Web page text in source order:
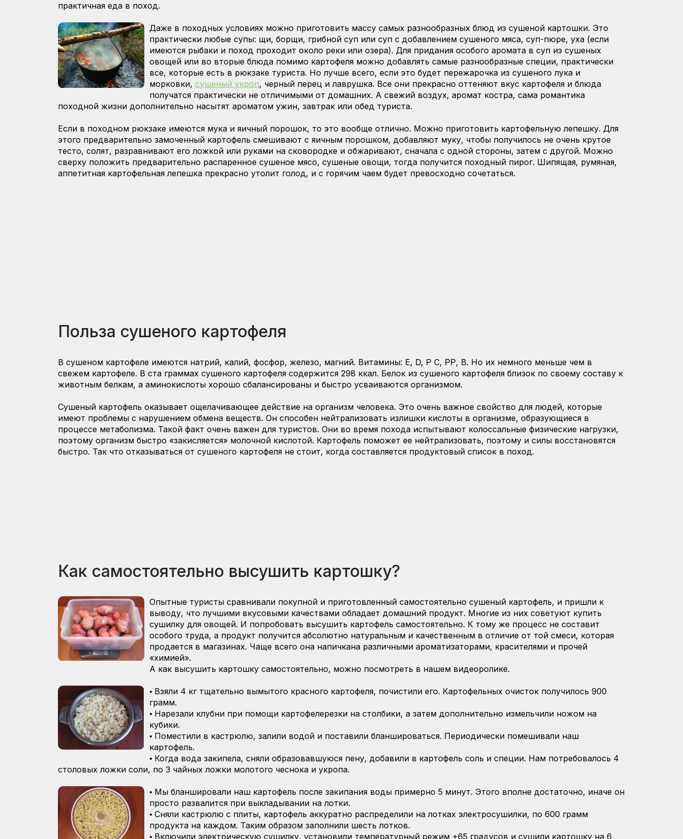
практичная еда в поход.
Даже в походных условиях можно приготовить массу самых разнообразных блюд из сушеной картошки. Это
практически любые супы: щи, борщи, грибной суп или суп с добавлением сушеного мяса, суп-пюре, уха (если
имеются рыбаки и поход проходит около реки или озера). Для придания особого аромата в суп из сушеных
овощей или во вторые блюда помимо картофеля можно добавлять самые разнообразные специи, практически
все, которые есть в рюкзаке туриста. Но лучше всего, если это будет пережарочка из сушеного лука и
морковки, сушеный укроп, черный перец и лаврушка. Все они прекрасно оттеняют вкус картофеля и блюда
получатся практически не отличимыми от домашних. А свежий воздух, аромат костра, сама романтика
походной жизни дополнительно насытят ароматом ужин, завтрак или обед туриста.
Если в походном рюкзаке имеются мука и яичный порошок, то это вообще отлично. Можно приготовить картофельную лепешку. Для
этого предварительно замоченный картофель смешивают с яичным порошком, добавляют муку, чтобы получилось не очень крутое
тесто, солят, разравнивают его ложкой или руками на сковородке и обжаривают, сначала с одной стороны, затем с другой. Можно
сверху положить предварительно распаренное сушеное мясо, сушеные овощи, тогда получится походный пирог. Шипящая, румяная,
аппетитная картофельная лепешка прекрасно утолит голод, и с горячим чаем будет превосходно сочетаться.
Польза сушеного картофеля
В сушеном картофеле имеются натрий, калий, фосфор, железо, магний. Витамины: E, D, P С, РР, В. Но их немного меньше чем в
свежем картофеле. В ста граммах сушеного картофеля содержится 298 ккал. Белок из сушеного картофеля близок по своему составу к
животным белкам, а аминокислоты хорошо сбалансированы и быстро усваиваются организмом.
Сушеный картофель оказывает ощелачивающее действие на организм человека. Это очень важное свойство для людей, которые
имеют проблемы с нарушением обмена веществ. Он способен нейтрализовать излишки кислоты в организме, образующиеся в
процессе метаболизма. Такой факт очень важен для туристов. Они во время похода испытывают колоссальные физические нагрузки,
поэтому организм быстро «закисляется» молочной кислотой. Картофель поможет ее нейтрализовать, поэтому и силы восстановятся
быстро. Так что отказываться от сушеного картофеля не стоит, когда составляется продуктовый список в поход.
Как самостоятельно высушить картошку?
Опытные туристы сравнивали покупной и приготовленный самостоятельно сушеный картофель, и пришли к
выводу, что лучшими вкусовыми качествами обладает домашний продукт. Многие из них советуют купить
сушилку для овощей. И попробовать высушить картофель самостоятельно. К тому же процесс не составит
особого труда, а продукт получится абсолютно натуральным и качественным в отличие от той смеси, которая
продается в магазинах. Чаще всего она напичкана различными ароматизаторами, красителями и прочей
«химией».
А как высушить картошку самостоятельно, можно посмотреть в нашем видеоролике.
• Взяли 4 кг тщательно вымытого красного картофеля, почистили его. Картофельных очисток получилось 900
грамм.
• Нарезали клубни при помощи картофелерезки на столбики, а затем дополнительно измельчили ножом на
кубики.
• Поместили в кастрюлю, залили водой и поставили бланшироваться. Периодически помешивали наш
картофель.
• Когда вода закипела, сняли образовавшуюся пену, добавили в картофель соль и специи. Нам потребовалось 4
столовых ложки соли, по 3 чайных ложки молотого чеснока и укропа.
• Мы бланшировали наш картофель после закипания воды примерно 5 минут. Этого вполне достаточно, иначе он
просто развалится при выкладывании на лотки.
• Сняли кастрюлю с плиты, картофель аккуратно распределили на лотках электросушилки, по 600 грамм
продукта на каждом. Таким образом заполнили шесть лотков.
• Включили электрическую сушилку, установили температурный режим +65 градусов и сушили картошку на 6